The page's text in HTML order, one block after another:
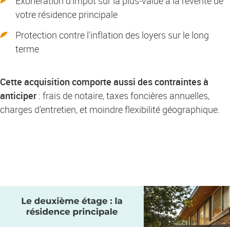
votre résidence principale
Protection contre l'inflation des loyers sur le long
terme
Cette acquisition comporte aussi des contraintes à
anticiper : frais de notaire, taxes foncières annuelles,
charges d'entretien, et moindre flexibilité géographique.